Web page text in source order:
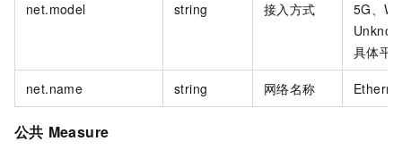
net.model string 接入方式
5G、
具体平
net.name string 网络名称
公共 Measure